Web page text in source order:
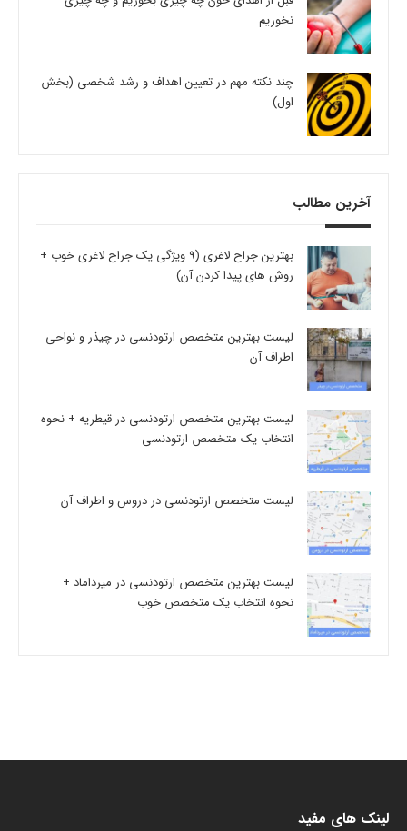
نخوریم
چند نکته مهم در تعیین اهداف و رشد شخصی (بخش
اول)
آخرین مطالب
بهترین جراح لاغری (9 ویژگی یک جراح لاغری خوب +
روش های پیدا کردن آن)
لیست بهترین متخصص ارتودنسی در چیذر و نواحی
اطراف آن
لیست بهترین متخصص ارتودنسی در قیطریه + نحوه
انتخاب یک متخصص ارتودنسی
لیست متخصص ارتودنسی در دروس و اطراف آن
لیست بهترین متخصص ارتودنسی در میرداماد +
نحوه انتخاب یک متخصص خوب
لینک های مفید